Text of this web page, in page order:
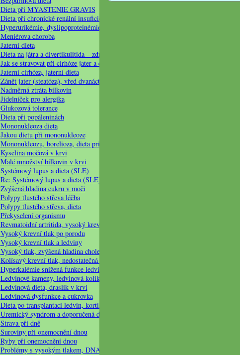
Dieta při MYASTENIE GRAVIS
Dieta při chronické renální insuficienci (CHRI)
Hyperurikémie, dyslipoproteinémie a Menierova choroba
Meniérova choroba
Jaterní dieta
Dieta na játra a divertikulitida – zdravá střeva
Jak se stravovat při cirhóze jater a cukrovce
Jaterní cirhóza, jaterní dieta
Zánět jater (steatóza), vřed dvanácterníku, trombocytopenie
Nadměrná ztráta bílkovin
Jídelníček pro alergika
Glukozová tolerance
Dieta při popáleninách
Mononukleoza dieta
Jakou dietu při mononukleoze
Mononukleozu, borelioza, dieta pri candidě
Kyselina močová v krvi
Malé množství bílkovin v krvi
Systémový lupus a dieta (SLE)
Re: Systémový lupus a dieta (SLE)
Zvýšená hladina cukru v moči
Polypy tlustého střeva léčba
Polypy tlustého střeva, dieta
Překyselení organismu
Revmatoidní artritida, vysoký krevní tlak, nadváha
Vysoký krevní tlak po porodu
Vysoký krevní tlak a ledviny
Vysoký tlak, zvýšená hladina cholesterolu a slabá cukrovka
Kolísavý krevní tlak, nedostatečná funkce ledvin
Hyperkalémie snížená funkce ledvin
Ledvinové kameny, ledvinová kolika dieta
Ledvinová dieta, draslík v krvi
Ledvinová dysfunkce a cukrovka
Dieta po transplantaci ledvin, kortikosteroidy
Uremický syndrom a doporučená dieta
Strava při dně
Suroviny při onemocnění dnou
Ryby při onemocnění dnou
Problémy s vysokým tlakem, DNA a nadváhou